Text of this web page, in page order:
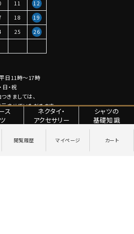
ス
ネクタイ・
アクセサリー
シャツの
基礎知識
11
12
18
19
25
26
日11時～17時
日・祝
きましては、
させていただきます。
表記 プライバシーポリシー
CO.LTD. All Rights Reserved.